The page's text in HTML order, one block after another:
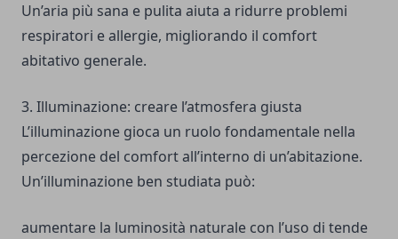
Un’aria più sana e pulita aiuta a ridurre problemi
respiratori e allergie, migliorando il comfort
abitativo generale.
3. Illuminazione: creare l’atmosfera giusta
L’illuminazione gioca un ruolo fondamentale nella
percezione del comfort all’interno di un’abitazione.
Un’illuminazione ben studiata può:
aumentare la luminosità naturale con l’uso di tende